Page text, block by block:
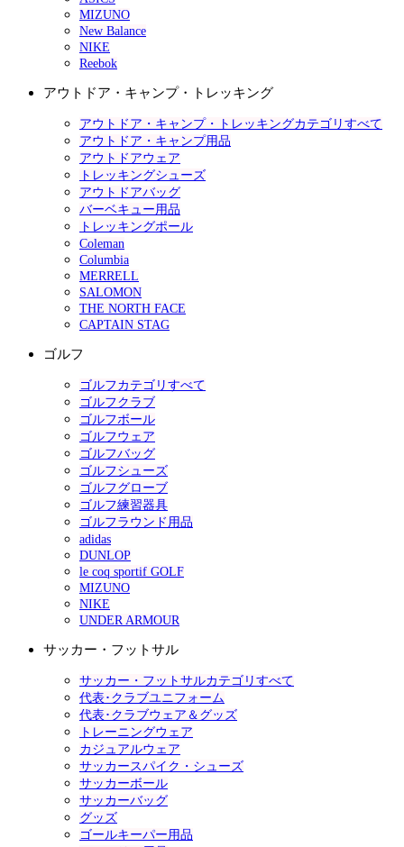
MIZUNO
New Balance
NIKE
Reebok
アウトドア・キャンプ・トレッキング
アウトドア・キャンプ・トレッキングカテゴリすべて
アウトドア・キャンプ用品
アウトドアウェア
トレッキングシューズ
アウトドアバッグ
バーベキュー用品
トレッキングポール
Coleman
Columbia
MERRELL
SALOMON
THE NORTH FACE
CAPTAIN STAG
ゴルフ
ゴルフカテゴリすべて
ゴルフクラブ
ゴルフボール
ゴルフウェア
ゴルフバッグ
ゴルフシューズ
ゴルフグローブ
ゴルフ練習器具
ゴルフラウンド用品
adidas
DUNLOP
le coq sportif GOLF
MIZUNO
NIKE
UNDER ARMOUR
サッカー・フットサル
サッカー・フットサルカテゴリすべて
代表･クラブユニフォーム
代表･クラブウェア＆グッズ
トレーニングウェア
カジュアルウェア
サッカースパイク・シューズ
サッカーボール
サッカーバッグ
グッズ
ゴールキーパー用品